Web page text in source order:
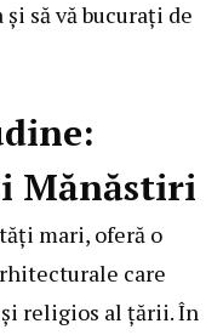
să vă bucurați de
Mănăstiri
mari, oferă o
care
religios al țării. În